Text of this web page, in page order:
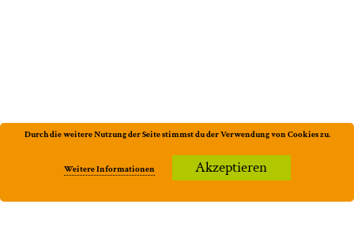
Durch die weitere Nutzung der Seite stimmst du der Verwendung von Cookies zu.
Weitere Informationen Akzeptieren